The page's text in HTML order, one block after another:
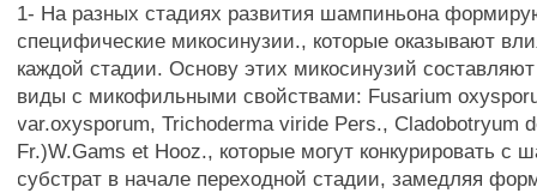
1- На разных стадиях развития шампиньона
специфические микосинузии., которые оказывают
каждой стадии. Основу этих микосинузий
виды с микофильными свойствами: Fusarium
var.oxysporum, Trichoderma viride Pers., Cladobotryum
Fr.)W.Gams et Hooz., которые могут конкурировать с
субстрат в начале переходной стадии, замедляя